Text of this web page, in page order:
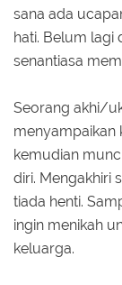
sana ada
hati. Belum lagi
senantiasa
Seorang akhi/
menyampaikan
kemudian
diri. Mengakhiri
tiada henti.
ingin menikah
keluarga.